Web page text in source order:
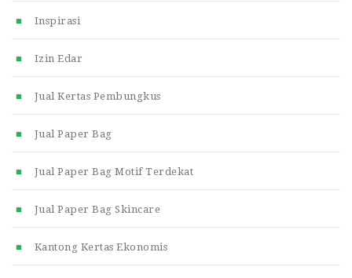
Inspirasi
Izin Edar
Jual Kertas Pembungkus
Jual Paper Bag
Jual Paper Bag Motif Terdekat
Jual Paper Bag Skincare
Kantong Kertas Ekonomis